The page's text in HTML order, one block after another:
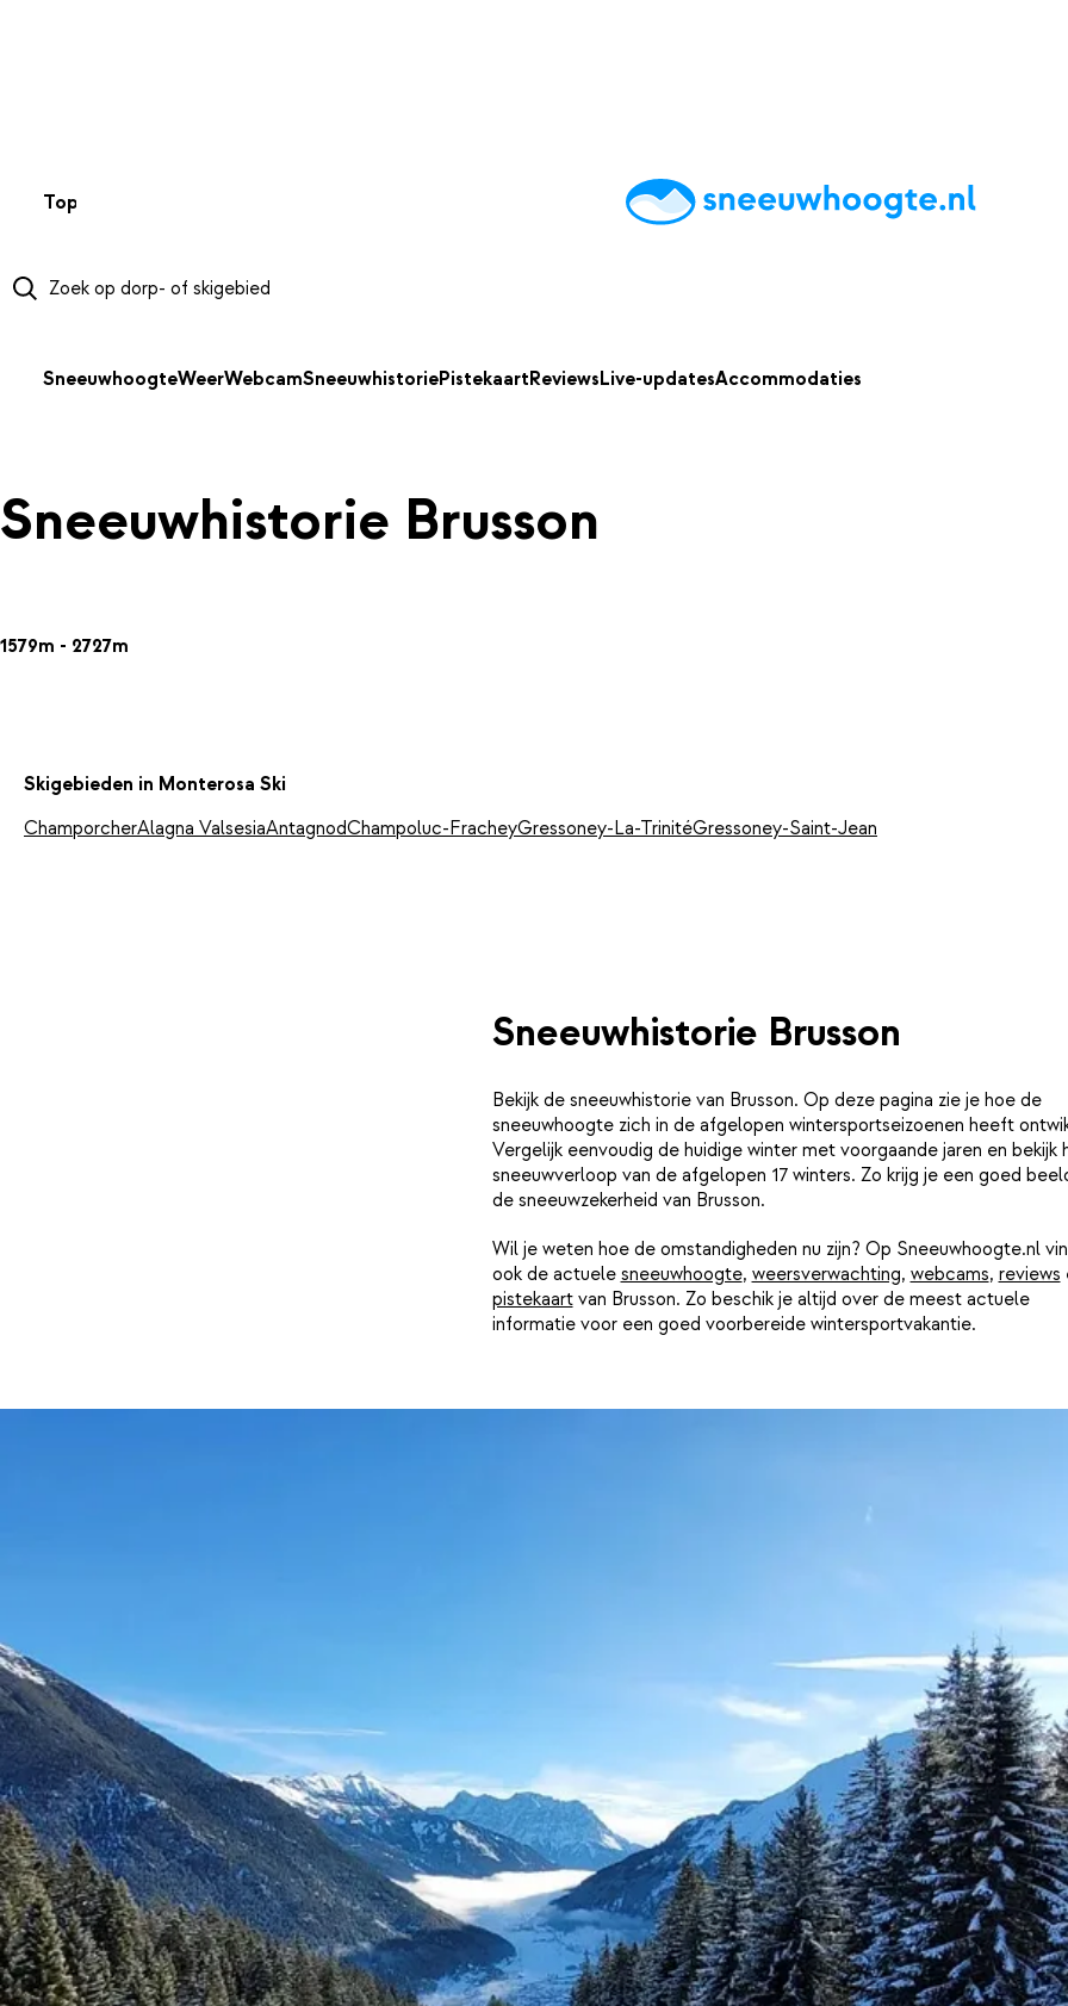
Top 50 AccommodatiesTipsReviewsLive updatesApp
SneeuwhoogteWeerWebcamSneeuwhistoriePistekaartReviewsLive-updatesAccommodaties
Sneeuwhistorie Brusson
1579m - 2727m
Skigebieden in Monterosa Ski
ChamporcherAlagna ValsesiaAntagnodChampoluc-FracheyGressoney-La-TrinitéGressoney-Saint-Jean
Sneeuwhistorie Brusson
Bekijk de sneeuwhistorie van Brusson. Op deze pagina zie je hoe de
sneeuwhoogte zich in de afgelopen wintersportseizoenen heeft
Vergelijk eenvoudig de huidige winter met voorgaande jaren en bekijk
sneeuwverloop van de afgelopen 17 winters. Zo krijg je een goed
de sneeuwzekerheid van Brusson.
Wil je weten hoe de omstandigheden nu zijn? Op Sneeuwhoogte.nl
ook de actuele sneeuwhoogte, weersverwachting, webcams, reviews
pistekaartvan Brusson. Zo beschik je altijd over de meest actuele
informatie voor een goed voorbereide wintersportvakantie.